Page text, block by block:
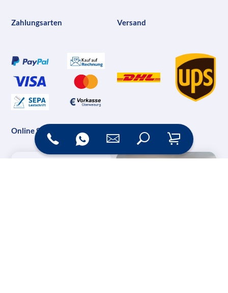
Zahlungsarten Versand
Online Shop